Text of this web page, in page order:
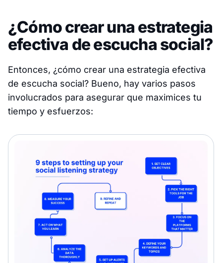
¿Cómo crear una estrategia
efectiva de escucha social?
Entonces, ¿cómo crear una estrategia efectiva
de escucha social? Bueno, hay varios pasos
involucrados para asegurar que maximices tu
tiempo y esfuerzos: